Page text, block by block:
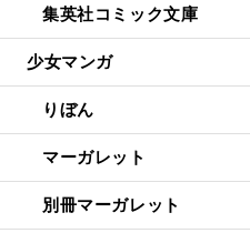
集英社コミック文庫
少女マンガ
りぼん
マーガレット
別冊マーガレット